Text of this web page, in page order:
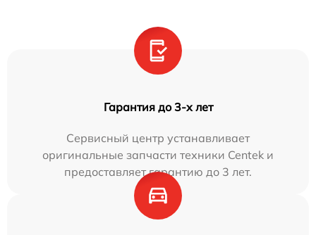
Гарантия до 3-х лет
Сервисный центр устанавливает
оригинальные запчасти техники Centek и
предоставляет гарантию до 3 лет.